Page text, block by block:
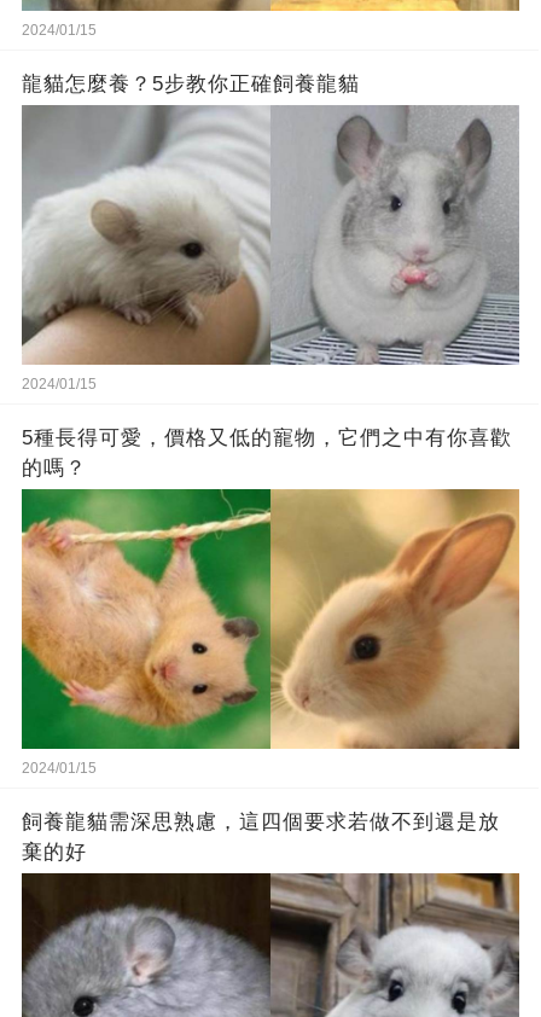
2024/01/15
龍貓怎麼養？5步教你正確飼養龍貓
2024/01/15
5種長得可愛，價格又低的寵物，它們之中有你喜歡
的嗎？
2024/01/15
飼養龍貓需深思熟慮，這四個要求若做不到還是放
棄的好